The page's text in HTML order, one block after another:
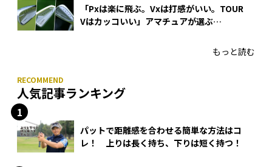
「Pxは楽に飛ぶ。Vxは打感がいい。TOUR
Vはカッコいい」アマチュアが選ぶ
もっと読む
人気記事ランキング
パットで距離感を合わせる簡単な方法はコ
レ！ 上りは長く持ち、下りは短く持つ！